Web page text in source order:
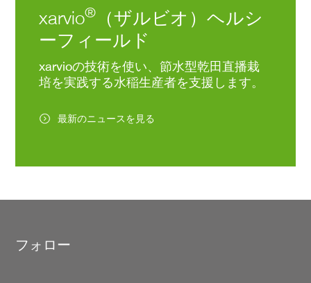
xarvio®
（ザルビオ）ヘルシ
ーフィールド
xarvioの技術を使い、節水型乾田直播栽
培を実践する水稲生産者を支援します。
最新のニュースを見る
フォロー